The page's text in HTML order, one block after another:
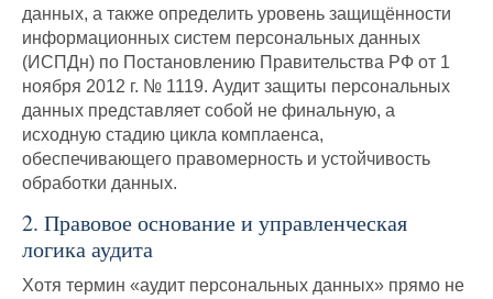
данных, а также определить уровень защищённости
информационных систем персональных данных
(ИСПДн) по Постановлению Правительства РФ от 1
ноября 2012 г. № 1119. Аудит защиты персональных
данных представляет собой не финальную, а
исходную стадию цикла комплаенса,
обеспечивающего правомерность и устойчивость
обработки данных.
2. Правовое основание и управленческая
логика аудита
Хотя термин «аудит персональных данных» прямо не